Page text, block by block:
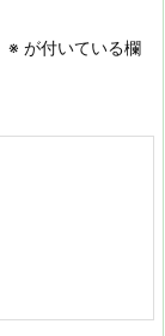
※ が付いている欄